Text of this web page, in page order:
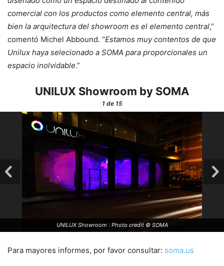
comercial con los productos como elemento central, más
bien la arquitectura del showroom es el elemento central,”
comentó Michel Abbound. “Estamos muy contentos de que
Unilux haya selecionado a SOMA para proporcionales un
espacio inolvidable.”
UNILUX Showroom by SOMA
1de 15
UNILUX Showroom : Photo credit © SOMA
Para mayores informes, por favor consultar: soma.us